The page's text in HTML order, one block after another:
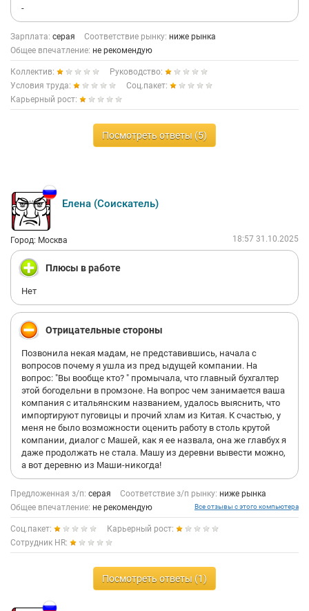
-
Зарплата: серая Соответствие рынку: ниже рынка
Общее впечатление: не рекомендую
Коллектив:
Руководство:
Условия труда:
Соц.пакет:
Карьерный рост:
Посмотреть ответы (5)
Елена (Соискатель)
Город: Москва 18:57 31.10.2025
Плюсы в работе
Нет
Отрицательные стороны
Позвонила некая мадам, не представившись, начала с
вопросов почему я ушла из пред ыдущей компании. На
вопрос: "Вы вообще кто? " промычала, что главный бухгалтер
этой богодельни в промзоне. На вопрос чем занимается ваша
компания с итальянским названием, удалось выяснить, что
импортируют пуговицы и прочий хлам из Китая. К счастью, у
меня не было возможности оценить работу в столь крутой
компании, диалог с Машей, как я ее назвала, она же главбух я
даже продолжать не стала. Машу из деревни вывести можно,
а вот деревню из Маши-никогда!
Предложенная з/п: серая Соответствие з/п рынку: ниже рынка
Общее впечатление: не рекомендую Все отзывы с этого компьютера
Соц.пакет:
Карьерный рост:
Сотрудник HR:
Посмотреть ответы (1)